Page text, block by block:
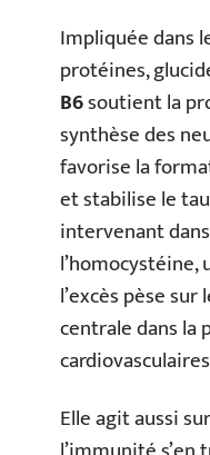
Impliquée dans
protéines,
B6soutient la
synthèse des
favorise la
et stabilise le
intervenant
l’excès pèse
centrale dans la
Elle agit aussi